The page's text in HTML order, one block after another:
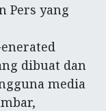
Pers yang
dibuat dan
media